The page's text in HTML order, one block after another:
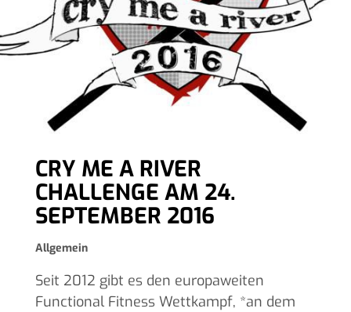
CRY ME A RIVER
CHALLENGE AM 24.
SEPTEMBER 2016
Allgemein
Seit 2012 gibt es den europaweiten
Functional Fitness Wettkampf, *an dem